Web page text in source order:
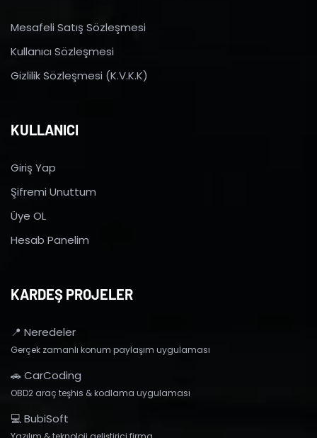
Mesafeli Satış Sözleşmesi
Kullanıcı Sözleşmesi
Gizlilik Sözleşmesi (K.V.K.K)
KULLANICI
Giriş Yap
Şifremi Unuttum
Üye OL
Hesab Panelim
KARDEŞ PROJELER
📍 Neredeler
Gerçek zamanlı konum paylaşım uygulaması
🚗 CarCoding
OBD2 araç teşhis & kodlama uygulaması
💻 BubiSoft